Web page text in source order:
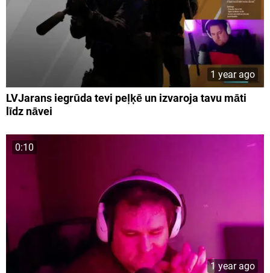
1 year ago
LVJarans iegrūda tevi peļķē un izvaroja tavu māti
līdz nāvei
0:10
1 year ago